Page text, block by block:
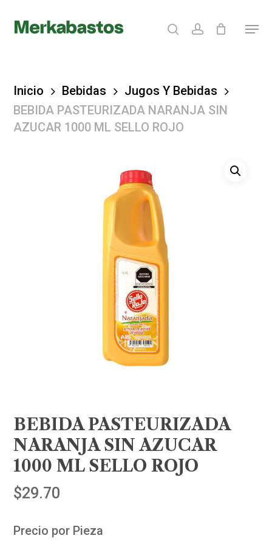
searchaccount Menu
Inicio Bebidas
Jugos Y Bebidas
BEBIDA PASTEURIZADA NARANJA SIN
AZUCAR 1000 ML SELLO ROJO
BEBIDA PASTEURIZADA
NARANJA SIN AZUCAR
1000 ML SELLO ROJO
$29.70
Precio por Pieza
Close